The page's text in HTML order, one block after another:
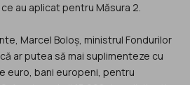
au aplicat pentru Măsura 2.
Marcel Boloș, ministrul Fondurilor
ar putea să mai suplimenteze cu
euro, bani europeni, pentru